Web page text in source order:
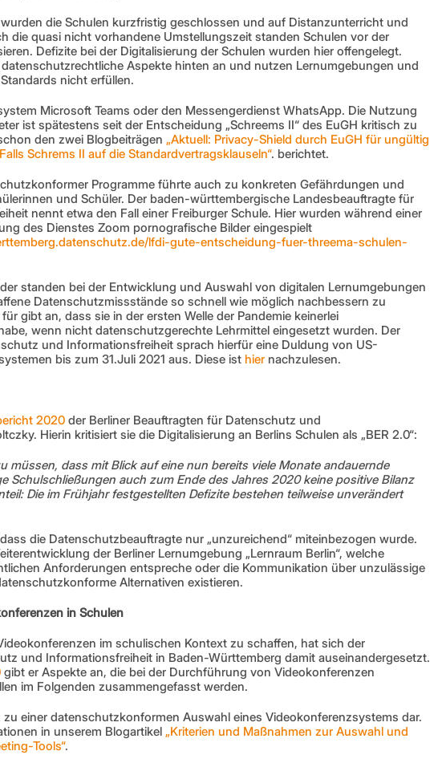
die Schulen kurzfristig geschlossen und auf Distanzunterricht und
die quasi nicht vorhandene Umstellungszeit standen Schulen vor der
Defizite bei der Digitalisierung der Schulen wurden hier offengelegt.
Aspekte hinten an und nutzen Lernumgebungen und
nicht erfüllen.
Microsoft Teams oder den Messengerdienst WhatsApp. Die Nutzung
ist spätestens seit der Entscheidung „Schreems II“ des EuGH kritisch zu
den zwei Blogbeiträgen „Aktuell: Privacy-Shield durch EuGH für ungültig
Schrems II auf die Standardvertragsklauseln“. berichtet.
Programme führte auch zu konkreten Gefährdungen und
und Schüler. Der baden-württembergische Landesbeauftragte für
nennt etwa den Fall einer Freiburger Schule. Hier wurden während einer
des Dienstes Zoom pornografische Bilder eingespielt
lfdi-gute-entscheidung-fuer-threema-schulen-
standen bei der Entwicklung und Auswahl von digitalen Lernumgebungen
Datenschutzmissstände so schnell wie möglich nachbessern zu
gibt an, dass sie in der ersten Welle der Pandemie keinerlei
wenn nicht datenschutzgerechte Lehrmittel eingesetzt wurden. Der
und Informationsfreiheit sprach hierfür eine Duldung von US-
bis zum 31.Juli 2021 aus. Diese ist hier nachzulesen.
2020 der Berliner Beauftragten für Datenschutz und
Hierin kritisiert sie die Digitalisierung an Berlins Schulen als „BER 2.0“:
müssen, dass mit Blick auf eine nun bereits viele Monate andauernde
Schulschließungen auch zum Ende des Jahres 2020 keine positive Bilanz
Die im Frühjahr festgestellten Defizite bestehen teilweise unverändert
die Datenschutzbeauftragte nur „unzureichend“ miteinbezogen wurde.
der Berliner Lernumgebung „Lernraum Berlin“, welche
Anforderungen entspreche oder die Kommunikation über unzulässige
Alternativen existieren.
in Schulen
im schulischen Kontext zu schaffen, hat sich der
und Informationsfreiheit in Baden-Württemberg damit auseinandergesetzt.
gibt er Aspekte an, die bei der Durchführung von Videokonferenzen
im Folgenden zusammengefasst werden.
einer datenschutzkonformen Auswahl eines Videokonferenzsystems dar.
in unserem Blogartikel „Kriterien und Maßnahmen zur Auswahl und
Tools“.